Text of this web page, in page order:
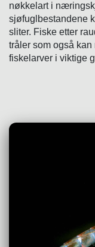
nøkkelart i
sjøfuglbestandene
sliter. Fiske etter
tråler som også
fiskelarver i viktige